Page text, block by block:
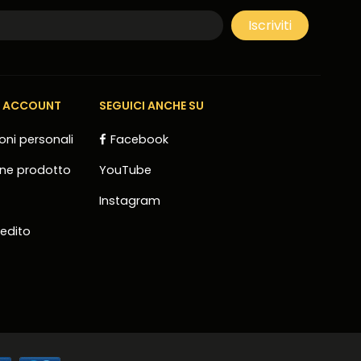
ACCOUNT
personali
prodotto
SEGUICI ANCHE SU
Facebook
YouTube
Instagram